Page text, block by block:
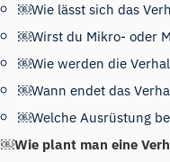
￼Wie lässt sich das
￼Wirst du Mikro- oder
￼Wie werden die
￼Wann endet das
￼Welche Ausrüstung
￼Wie plant man eine